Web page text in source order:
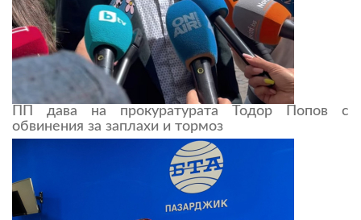
ПП дава на прокуратурата Тодор Попов с
обвинения за заплахи и тормоз